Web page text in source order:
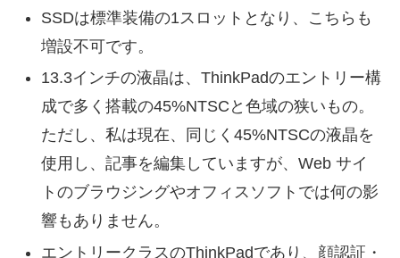
SSDは標準装備の1スロットとなり、こちらも
増設不可です。
13.3インチの液晶は、ThinkPadのエントリー構
成で多く搭載の45%NTSCと色域の狭いもの。
ただし、私は現在、同じく45%NTSCの液晶を
使用し、記事を編集していますが、Web サイ
トのブラウジングやオフィスソフトでは何の影
響もありません。
エントリークラスのThinkPadであり、顔認証・